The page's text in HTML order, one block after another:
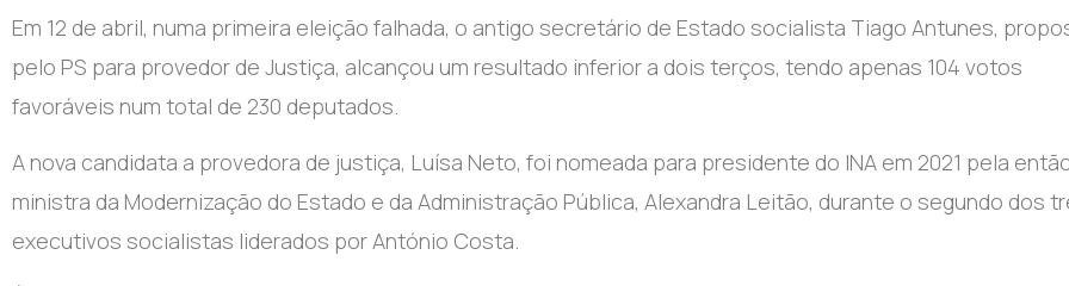
Em 12 de abril, numa primeira eleição falhada, o antigo secretário de Estado socialista Tiago Antunes,
pelo PS para provedor de Justiça, alcançou um resultado inferior a dois terços, tendo apenas 104 votos
favoráveis num total de 230 deputados.
A nova candidata a provedora de justiça, Luísa Neto, foi nomeada para presidente do INA em 2021 pela
ministra da Modernização do Estado e da Administração Pública, Alexandra Leitão, durante o segundo dos
executivos socialistas liderados por António Costa.